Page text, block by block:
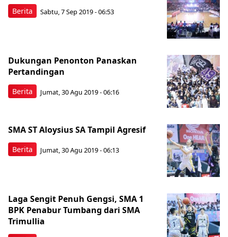
Berita Sabtu, 7 Sep 2019 - 06:53
Berita
Dukungan Penonton Panaskan
Pertandingan
Jumat, 30 Agu 2019 - 06:16
Berita
SMA ST Aloysius SA Tampil Agresif
Jumat, 30 Agu 2019 - 06:13
Laga Sengit Penuh Gengsi, SMA 1
BPK Penabur Tumbang dari SMA
Trimullia